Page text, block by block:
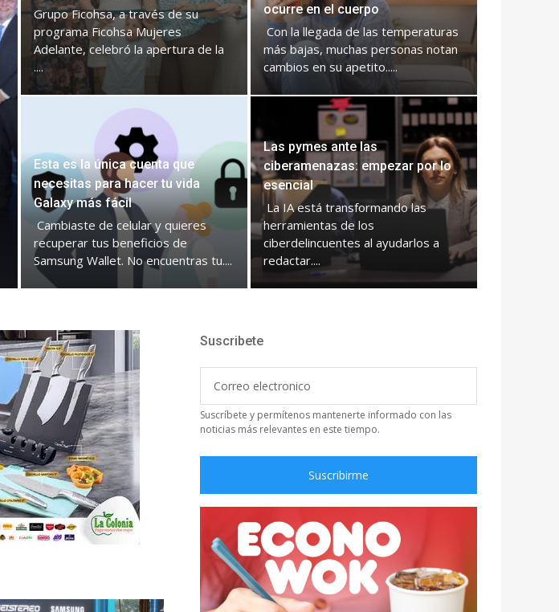
Grupo Ficohsa, a través de su
programa Ficohsa Mujeres
Adelante, celebró la apertura de la
....
ocurre en el cuerpo
Con la llegada de las temperaturas
más bajas, muchas personas notan
cambios en su apetito.....
Esta es la única cuenta que
necesitas para hacer tu vida
Galaxy más fácil
Cambiaste de celular y quieres
recuperar tus beneficios de
Samsung Wallet. No encuentras tu....
Las pymes ante las
ciberamenazas: empezar por lo
esencial
La IA está transformando las
herramientas de los
ciberdelincuentes al ayudarlos a
redactar....
Suscribete
Suscríbete y permítenos mantenerte informado con las
noticias más relevantes en este tiempo.
Suscribirme